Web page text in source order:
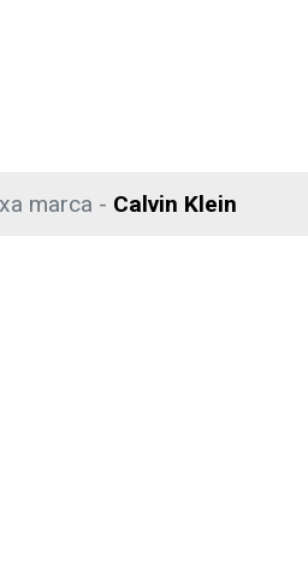
marca - Calvin Klein